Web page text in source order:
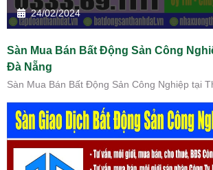
24/02/2024
Sàn Mua Bán Bất Động Sản Công
Đà Nẵng
Sàn Mua Bán Bất Động Sản Công Nghiệp tại